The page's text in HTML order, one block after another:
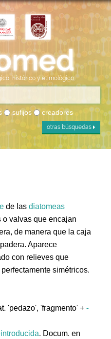
histórico y etimológico
sufijos creadores
otras búsquedas
de lasdiatomeas
o valvas que encajan
de manera que la caja
Aparece
con relieves que
simétricos.
'pedazo', 'fragmento' +-
. Docum. en